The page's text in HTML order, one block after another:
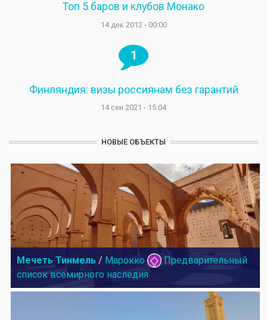
Топ 5 баров и клубов Монако
14 дек 2012 - 00:00
1
Финляндия: визы россиянам без гарантий
14 сен 2021 - 15:04
НОВЫЕ ОБЪЕКТЫ
Мечеть Тинмель / Марокко
Предварительный
список всемирного наследия